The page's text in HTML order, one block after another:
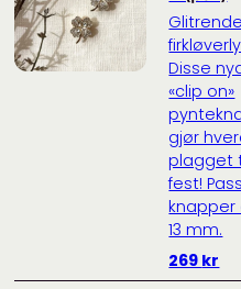
Glitrende
Disse
«clip on»
gjør
plagget
fest!
knapper
13 mm.
269 kr